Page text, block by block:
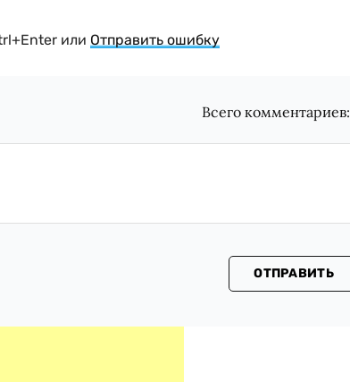
или Отправить ошибку
Всего комментариев:
ОТПРАВИТЬ